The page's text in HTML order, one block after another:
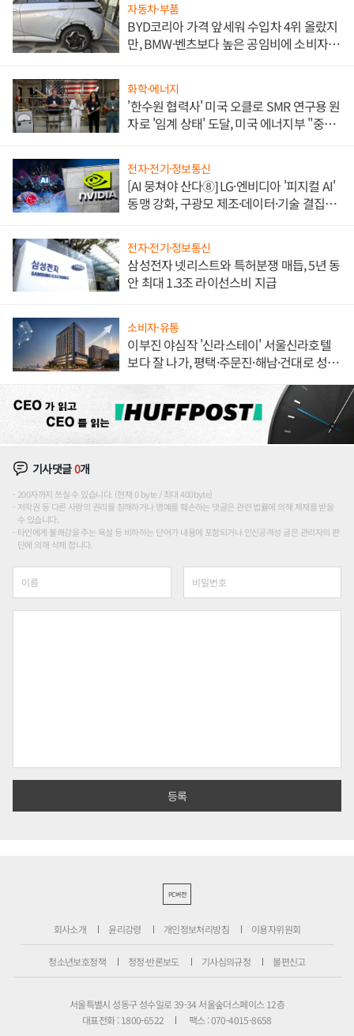
자동차·부품
BYD코리아 가격 앞세워 수입차 4위 올랐지
만, BMW·벤츠보다 높은 공임비에 소비자
화학·에너지
'한수원 협력사' 미국 오클로 SMR 연구용 원
자로 '임계 상태' 도달, 미국 에너지부 "중요
전자·전기·정보통신
[AI 뭉쳐야 산다⑧] LG·엔비디아 '피지컬 AI'
동맹 강화, 구광모 제조·데이터·기술 결집
전자·전기·정보통신
삼성전자 넷리스트와 특허분쟁 매듭, 5년 동
안 최대 1.3조 라이선스비 지급
소비자·유통
이부진 야심작 '신라스테이' 서울신라호텔
보다 잘 나가, 평택·주문진·해남·건대로 성
기사댓글0개
200자까지 쓰실 수 있습니다. (현재 0 byte / 최대 400byte)
저작권 등 다른 사람의 권리를 침해하거나 명예를 훼손하는 댓글은 관련 법률에 의해 제재를 받을
수 있습니다.
타인에게 불쾌감을 주는 욕설 등 비하하는 단어가 내용에 포함되거나 인신공격성 글은 관리자의 판
단에 의해 삭제 합니다.
PC버전
회사소개 윤리강령 개인정보처리방침 이용자위원회
청소년보호정책 정정·반론보도 기사심의규정 불편신고
서울특별시 성동구 성수일로 39-34 서울숲더스페이스 12층
대표전화 : 1800-6522
팩스 : 070-4015-8658